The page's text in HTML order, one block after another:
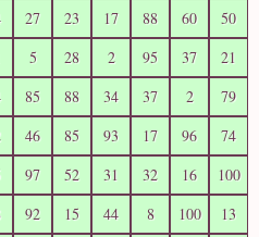
33 15 49 37 31
34
73 18 14 70 68
95
12 36 20 43 86
29
97 30 45 95 44
89
19 100 14 41 65
86
27 52 61 52 67
75